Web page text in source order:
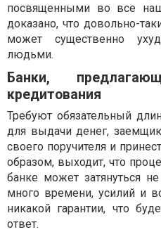
посвященными во все
доказано, что довольно-
может существенно
людьми.
Банки,
кредитования
Требуют обязательный
для выдачи денег,
своего поручителя и
образом, выходит, что
банке может затянуться
много времени, усилий и
никакой гарантии, что
ответ.